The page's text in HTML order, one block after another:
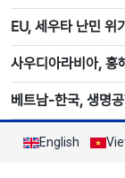
EU, 세우타 난민 위
사우디아라비아, 홍
베트남-한국, 생명
English